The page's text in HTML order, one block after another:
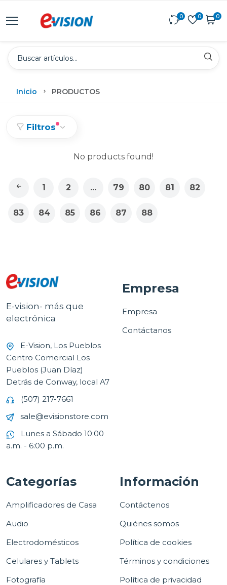
0 0 0
Inicio PRODUCTOS
Filtros
No products found!
1 2 ... 79 80 81 82
83 84 85 86 87 88
E-vision- más que
electrónica
E-Vision, Los Pueblos
Centro Comercial Los
Pueblos (Juan Díaz)
Detrás de Conway, local A7
(507) 217-7661
sale@evisionstore.com
Lunes a Sábado 10:00
a.m. - 6:00 p.m.
Empresa
Empresa
Contáctanos
Categorías
Amplificadores de Casa
Audio
Electrodomésticos
Celulares y Tablets
Fotografía
Información
Contáctenos
Quiénes somos
Política de cookies
Términos y condiciones
Política de privacidad